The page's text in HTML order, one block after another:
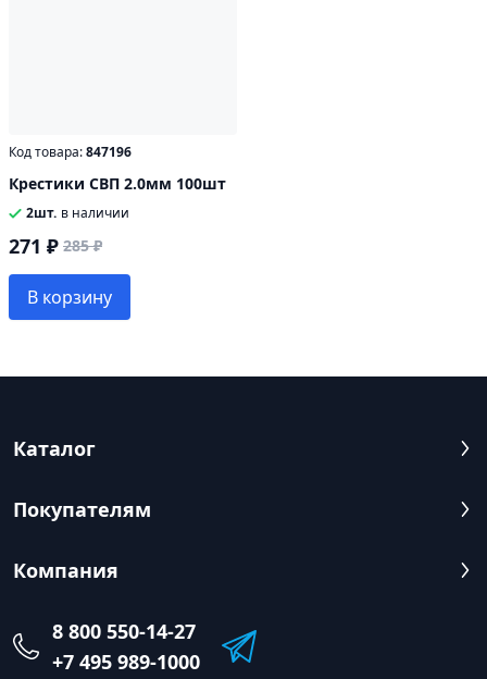
Код товара:847196
Крестики СВП 2.0мм 100шт
2шт. в наличии
271 ₽ 285 ₽
В корзину
Каталог
Покупателям
Компания
8 800 550-14-27
+7 495 989-1000